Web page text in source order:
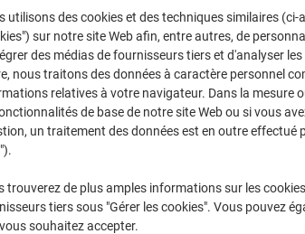
et toner
les cartouches d'encre,
MF
utilisons des cookies et des techniques similaires
sur notre site Web afin, entre autres, de
des médias de fournisseurs tiers et d'analyser
nous traitons des données à caractère personnel
relatives à votre navigateur. Dans la mesure
de base de notre site Web ou si vous
un traitement des données est en outre effectué
trouverez de plus amples informations sur les
tiers sous "Gérer les cookies". Vous pouvez
souhaitez accepter.